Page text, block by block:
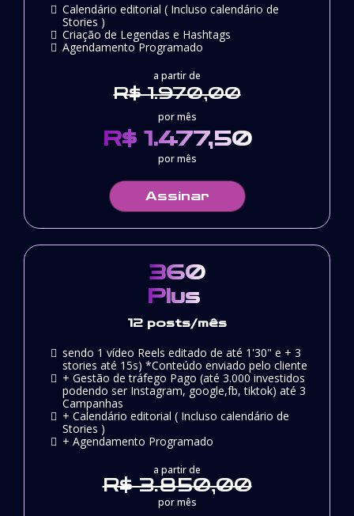
Calendário editorial ( Incluso calendário de
Stories )
Criação de Legendas e Hashtags
Agendamento Programado
a partir de
R$ 1.970,00
por mês
R$ 1.477,50
por mês
Assinar
360
Plus
12 posts/mês
sendo 1 vídeo Reels editado de até 1'30" e + 3
stories até 15s) *Conteúdo enviado pelo cliente
+ Gestão de tráfego Pago (até 3.000 investidos
podendo ser Instagram, google,fb, tiktok) até 3
Campanhas
+ Calendário editorial ( Incluso calendário de
Stories )
+ Agendamento Programado
a partir de
R$ 3.850,00
por mês